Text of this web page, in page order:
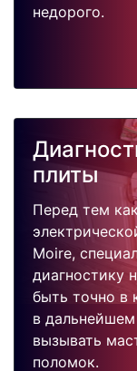
недорого.
плиты
Перед тем
Moire,
диагностику
быть точно в
в
вызывать
поломок.